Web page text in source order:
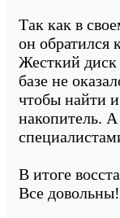
Так как в
он обратился
Жесткий
базе не
чтобы найти
накопитель.
В итоге
Все довольны!